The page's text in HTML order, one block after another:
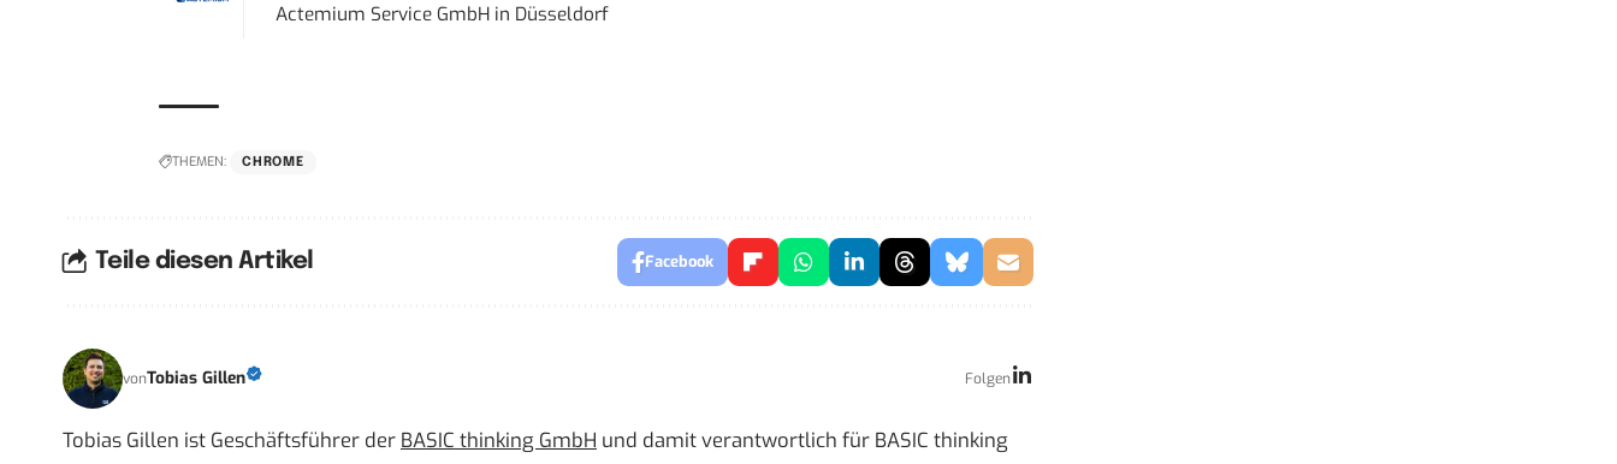
Actemium Service GmbHin Düsseldorf
THEMEN: CHROME
Teile diesen Artikel Facebook
vonTobias Gillen Folgen
Tobias Gillen ist Geschäftsführer der BASIC thinking GmbH und damit verantwortlich für BASIC thinking